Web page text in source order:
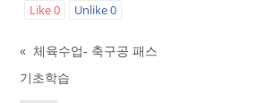
Like0 Unlike0
« 체육수업- 축구공 패스
기초학습